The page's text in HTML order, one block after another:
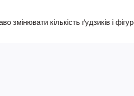
кількість ґудзиків і